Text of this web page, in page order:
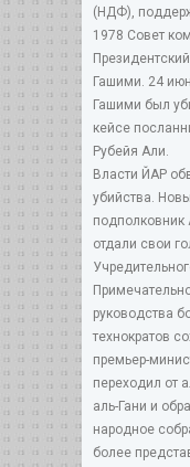
(НДФ),
1978 Совет
Гашими. 24
Гашими был
кейсе
Рубейя Али.
Власти ЙАР
убийства.
подполковник
отдали свои
руководства
технократов
премьер-
переходил от
аль-Гани и
народное
более